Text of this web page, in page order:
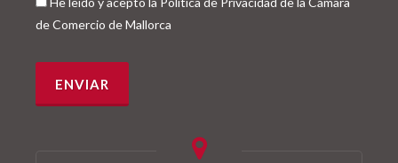
de Comercio de Mallorca